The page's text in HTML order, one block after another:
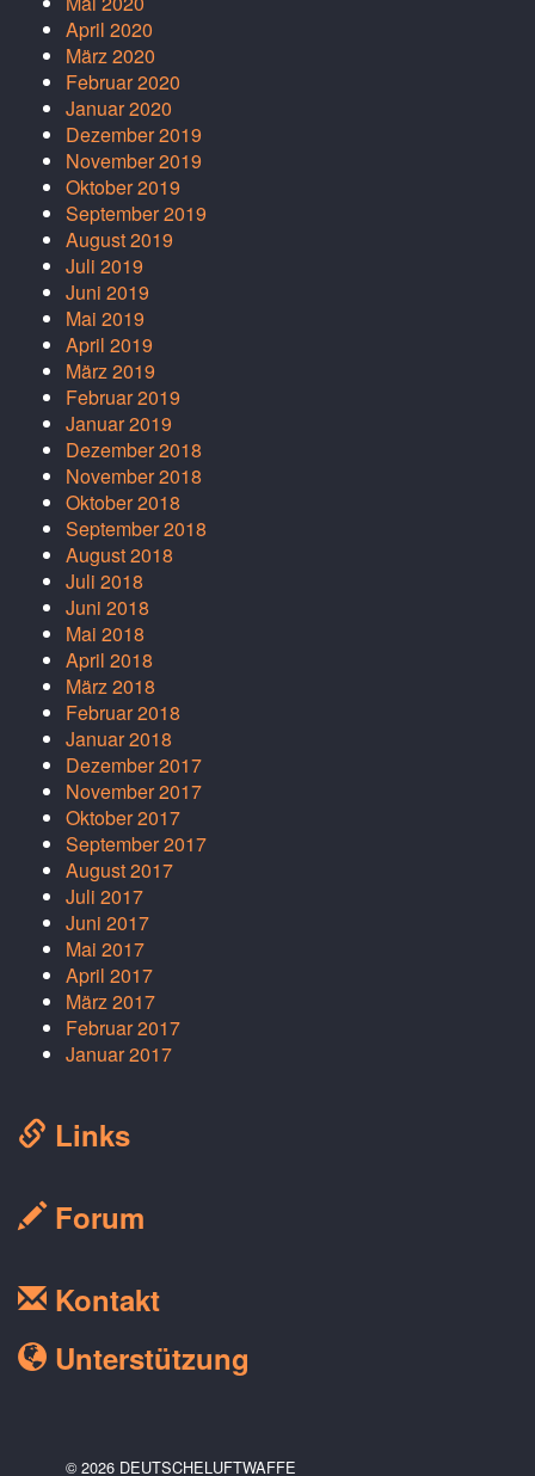
April 2020
März 2020
Februar 2020
Januar 2020
Dezember 2019
November 2019
Oktober 2019
September 2019
August 2019
Juli 2019
Juni 2019
Mai 2019
April 2019
März 2019
Februar 2019
Januar 2019
Dezember 2018
November 2018
Oktober 2018
September 2018
August 2018
Juli 2018
Juni 2018
Mai 2018
April 2018
März 2018
Februar 2018
Januar 2018
Dezember 2017
November 2017
Oktober 2017
September 2017
August 2017
Juli 2017
Juni 2017
Mai 2017
April 2017
März 2017
Februar 2017
Januar 2017
Links
Forum
Kontakt
Unterstützung
© 2026 DEUTSCHELUFTWAFFE